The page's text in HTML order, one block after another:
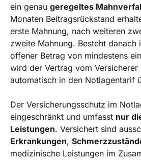
ein genau geregeltes
Monaten Beitragsrückstand
erste Mahnung, nach weiteren
zweite Mahnung. Besteht danach
offener Betrag von mindestens
wird der Vertrag vom Versicherer
automatisch in den Notlagentarif
Der Versicherungsschutz im
eingeschränkt und umfasst nur
Leistungen. Versichert sind
Erkrankungen,
medizinische Leistungen im